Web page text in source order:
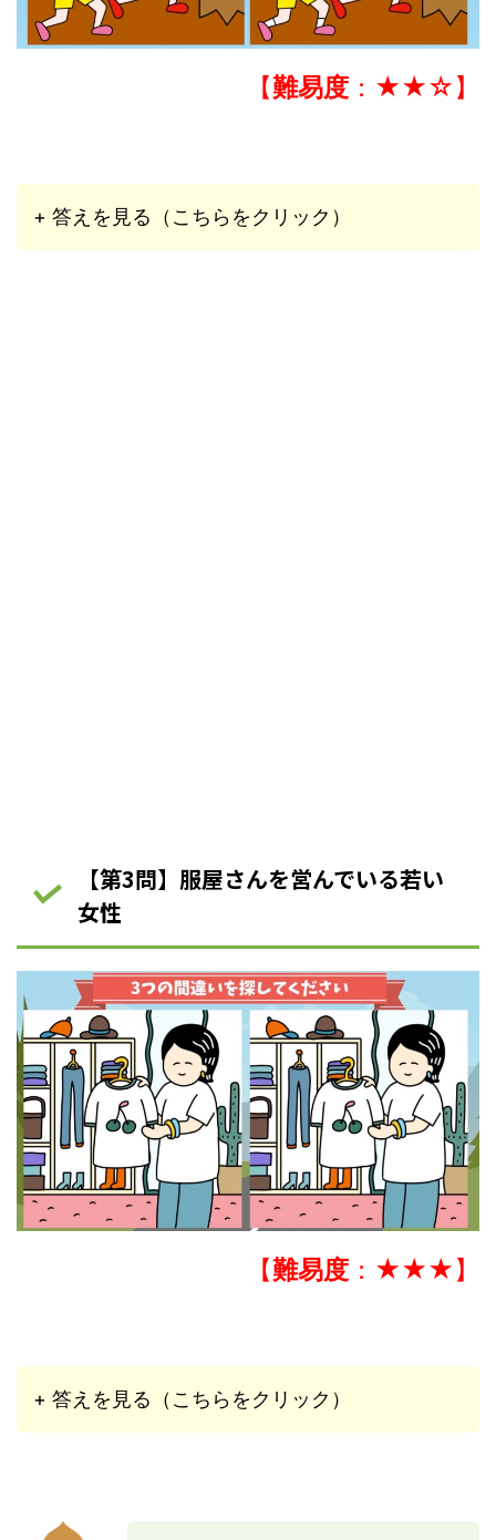
【難易度 ：★★☆】
+ 答えを見る（こちらをクリック）
【第3問】服屋さんを営んでいる若い
女性
【難易度 ：★★★】
+ 答えを見る（こちらをクリック）